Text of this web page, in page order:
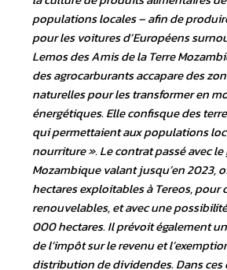
populations locales – afin de
pour les voitures d’Européens
Lemos des Amis de la Terre
des agrocarburants accapare des
naturelles pour les transformer en
énergétiques. Elle confisque des
qui permettaient aux populations
nourriture ». Le contrat passé avec
Mozambique valant jusqu’en 2023,
hectares exploitables à Tereos, pour
renouvelables, et avec une
000 hectares. Il prévoit également
de l’impôt sur le revenu et
distribution de dividendes. Dans